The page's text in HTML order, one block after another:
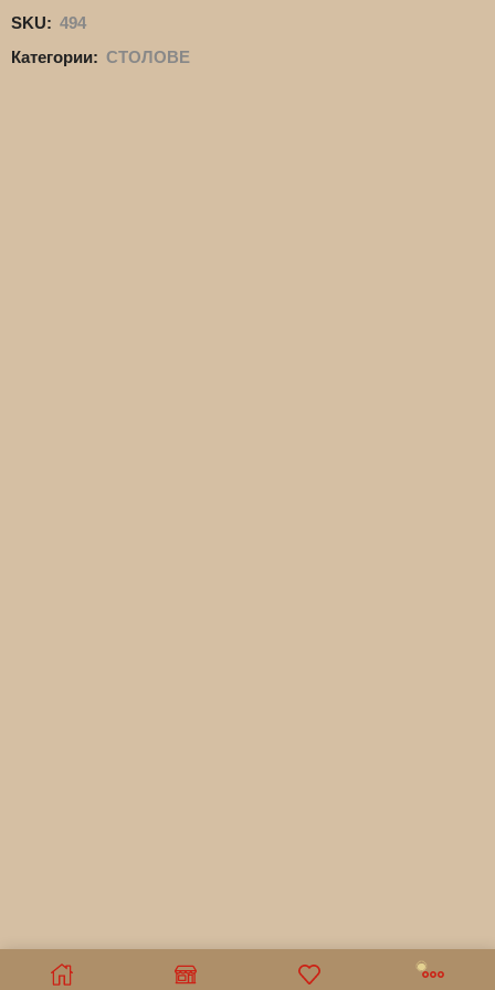
SKU: 494
Категории: СТОЛОВЕ